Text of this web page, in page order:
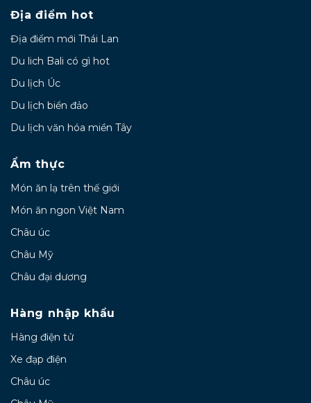
Địa điểm hot
Địa điểm mới Thái Lan
Du lich Bali có gì hot
Du lịch Úc
Du lịch biển đảo
Du lịch văn hóa miền Tây
Ẩm thực
Món ăn lạ trên thế giới
Món ăn ngon Việt Nam
Châu úc
Châu Mỹ
Châu đại dương
Hàng nhập khẩu
Hàng điện tử
Xe đạp điện
Châu úc